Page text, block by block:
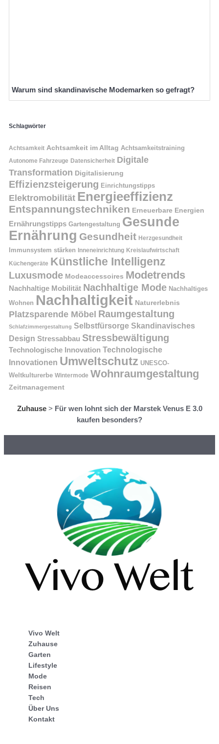
Warum sind skandinavische Modemarken so gefragt?
Schlagwörter
Achtsamkeit Achtsamkeit im Alltag Achtsamkeitstraining
Autonome Fahrzeuge Datensicherheit Digitale
Transformation Digitalisierung
Effizienzsteigerung Einrichtungstipps
Elektromobilität Energieeffizienz
Entspannungstechniken Erneuerbare Energien
Ernährungstipps Gartengestaltung Gesunde
Ernährung Gesundheit Herzgesundheit
Immunsystem stärken Inneneinrichtung Kreislaufwirtschaft
Küchengeräte Künstliche Intelligenz
Luxusmode Modeaccessoires Modetrends
Nachhaltige Mobilität Nachhaltige Mode Nachhaltiges
Wohnen Nachhaltigkeit Naturerlebnis
Platzsparende Möbel Raumgestaltung
Schlafzimmergestaltung Selbstfürsorge Skandinavisches
Design Stressabbau Stressbewältigung
Technologische Innovation Technologische
Innovationen Umweltschutz UNESCO-
Weltkulturerbe Wintermode Wohnraumgestaltung
Zeitmanagement
Zuhause> Für wen lohnt sich der Marstek Venus E 3.0
kaufen besonders?
Vivo Welt
Zuhause
Garten
Lifestyle
Mode
Reisen
Tech
Über Uns
Kontakt